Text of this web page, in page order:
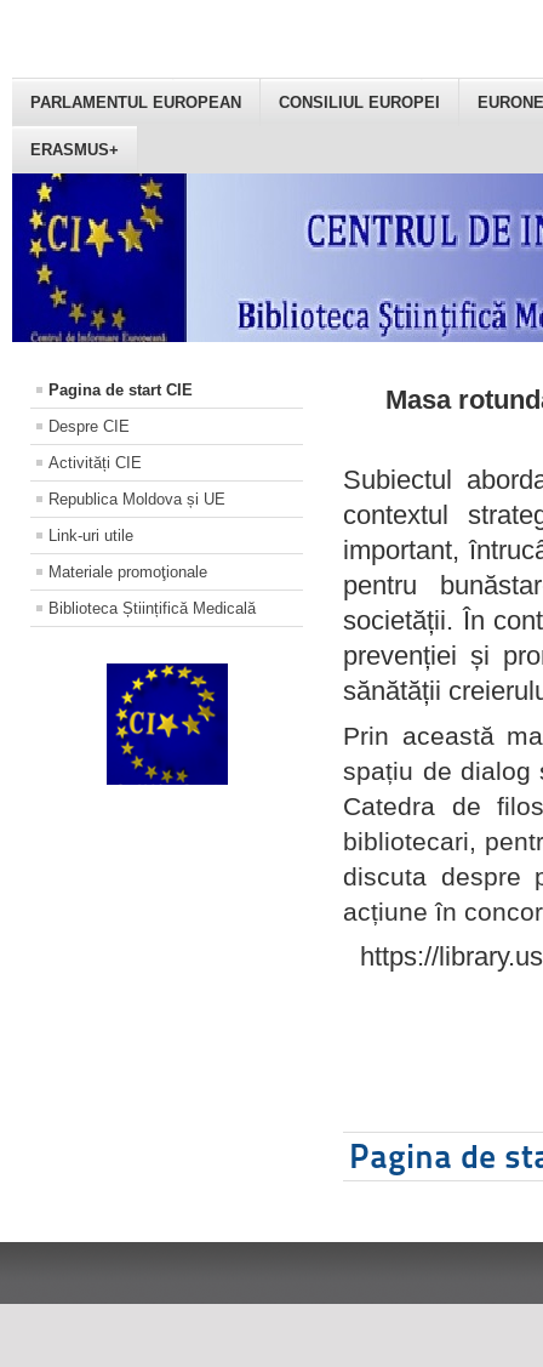
PARLAMENTUL EUROPEAN CONSILIUL EUROPEI
ERASMUS+
Pagina de start CIE
Despre CIE
Activități CIE
Republica Moldova și UE
Link-uri utile
Materiale promoţionale
Biblioteca Științifică Medicală
Masa
Subiectul
contextul
important,
pentru
societății. În
prevenției și
sănătății
Prin această
spațiu de dialog
Catedra de
bibliotecari,
discuta despre
acțiune în
https://
Pagina de